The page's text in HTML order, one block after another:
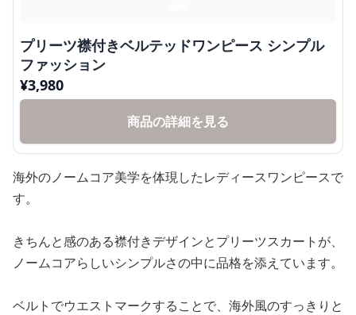
プリーツ襟付きベルテッドワンピース シンプル
ファッション
¥3,980
商品の詳細を見る
海外のノームコア美学を体現したレディースワンピースで
す。
きちんと感のある襟付きデザインとプリーツスカートが、
ノームコアらしいシンプルさの中に品格を添えています。
ベルトでウエストマークすることで、海外風のすっきりと